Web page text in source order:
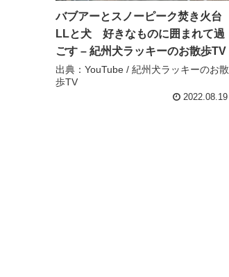
バブアーとスノーピーク焚き火台
LLと犬 好きなものに囲まれて過
ごす – 紀州犬ラッキーのお散歩TV
出典：YouTube / 紀州犬ラッキーのお散
歩TV
2022.08.19